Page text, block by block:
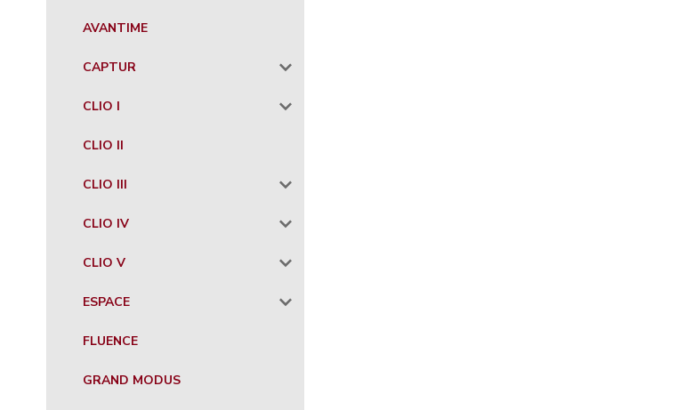
AVANTIME
CAPTUR
CLIO I
CLIO II
CLIO III
CLIO IV
CLIO V
ESPACE
FLUENCE
GRAND MODUS